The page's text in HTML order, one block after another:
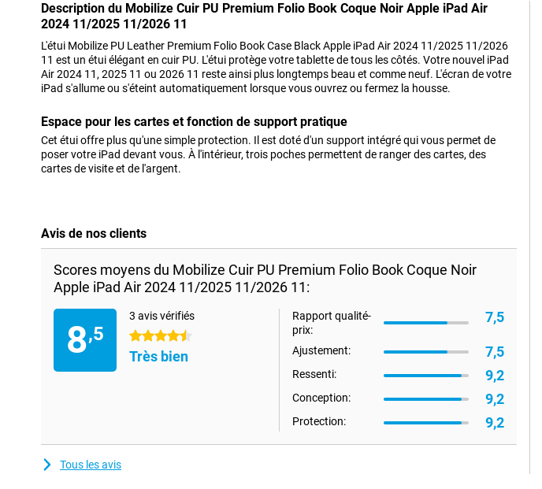
Description du Mobilize Cuir PU Premium Folio Book Coque Noir Apple iPad Air
2024 11/2025 11/2026 11
L'étui Mobilize PU Leather Premium Folio Book Case Black Apple iPad Air 2024 11/2025 11/2026
11 est un étui élégant en cuir PU. L'étui protège votre tablette de tous les côtés. Votre nouvel iPad
Air 2024 11, 2025 11 ou 2026 11 reste ainsi plus longtemps beau et comme neuf. L'écran de votre
iPad s'allume ou s'éteint automatiquement lorsque vous ouvrez ou fermez la housse.
Espace pour les cartes et fonction de support pratique
Cet étui offre plus qu'une simple protection. Il est doté d'un support intégré qui vous permet de
poser votre iPad devant vous. À l'intérieur, trois poches permettent de ranger des cartes, des
cartes de visite et de l'argent.
Avis de nos clients
Scores moyens du Mobilize Cuir PU Premium Folio Book Coque Noir
Apple iPad Air 2024 11/2025 11/2026 11:
8,5
3 avis vérifiés
4.5 étoiles
Très bien
Rapport qualité-
prix:
7,5
Ajustement: 7,5
Ressenti: 9,2
Conception: 9,2
Protection: 9,2
Tous les avis